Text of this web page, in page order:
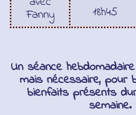
Fanny
18h45
Un séance
mais nécessaire, pour
bienfaits présents
semaine.